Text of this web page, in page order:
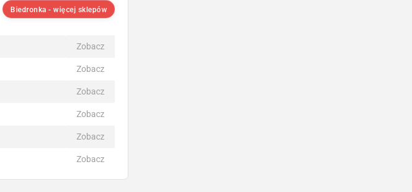
Biedronka - więcej sklepów
Zobacz
Zobacz
Zobacz
Zobacz
Zobacz
Zobacz